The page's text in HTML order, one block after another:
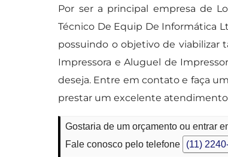
Por ser a principal empresa de
Técnico De Equip De Informática
possuindo o objetivo de viabilizar
Impressora e Aluguel de
deseja. Entre em contato e faça
prestar um excelente
Gostaria de um orçamento ou entrar
Fale conosco pelo telefone
(11)